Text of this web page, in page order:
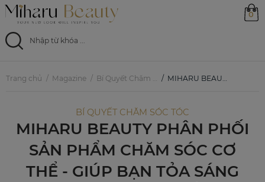
0
Trang chủ
Sản phẩm
Ưu đãi
Magazine
Trang chủ Magazine Bí Quyết Chăm Sóc Tóc MIHARU BEAUTY PHÂN PHỐI SẢN PHẨM CHĂM SÓC CƠ THỂ - GIÚP BẠN TỎA SÁNG MỌI KHOẢNH KHẮC
BÍ QUYẾT CHĂM SÓC TÓC
MIHARU BEAUTY PHÂN PHỐI
SẢN PHẨM CHĂM SÓC CƠ
THỂ - GIÚP BẠN TỎA SÁNG